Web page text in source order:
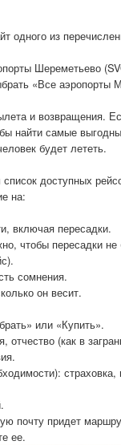
одного из
Шереметьево
«Все аэропорты
и возвращения.
найти самые
будет лететь.
доступных
на:
включая пересадки.
чтобы пересадки
сомнения.
он весит.
или «Купить».
(как в
почту придет
ее.